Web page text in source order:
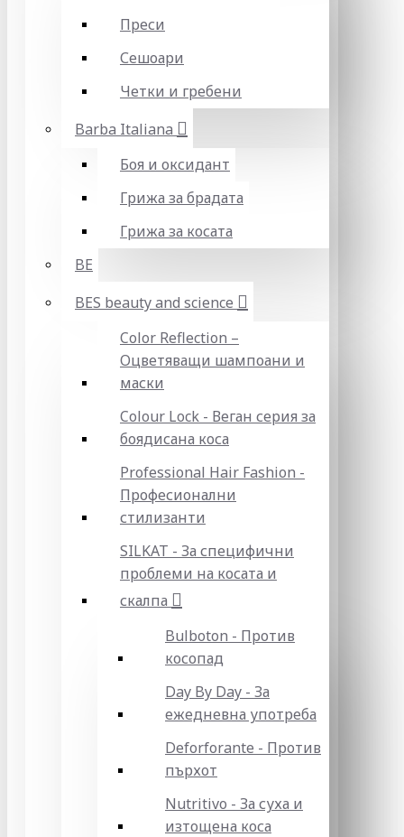
Преси
Сешоари
Четки и гребени
Barba Italiana
Боя и оксидант
Грижа за брадата
Грижа за косата
BE
BES beauty and science
Color Reflection –
Оцветяващи шампоани и
маски
Colour Lock - Веган серия за
боядисана коса
Professional Hair Fashion -
Професионални
стилизанти
SILKAT - За специфични
проблеми на косата и
скалпа
Bulboton - Против
косопад
Day By Day - За
ежедневна употреба
Deforforante - Против
пърхот
Nutritivo - За суха и
изтощена коса